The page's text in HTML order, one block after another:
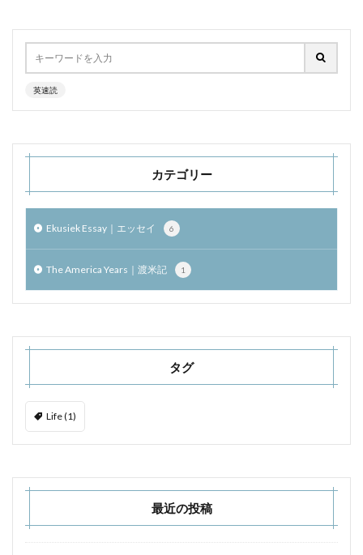
英速読
カテゴリー
Ekusiek Essay｜エッセイ 6
The America Years｜渡米記 1
タグ
Life(1)
最近の投稿